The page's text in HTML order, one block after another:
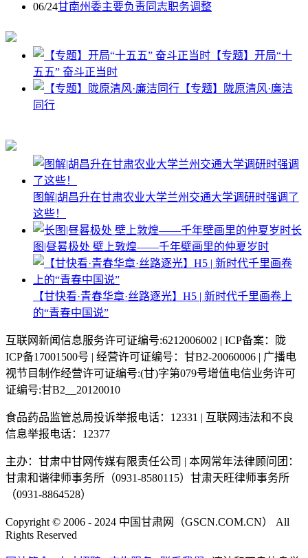
06/24甘南州委主要负责同志职务调整
【专题】开局“十
五五” 奋斗正当时
【专题】陇原清风·廉洁
同行
图解|胡昌升在甘肃农业大学兰州交通大学调研时强调了
这些！
长
图|昼晷极处 壁上敦煌——千年壁画里的仲夏岁时
【甘快看·青春华章·丝路逐光】H5 | 新时代千里画卷上
的“青春中国说”
互联网新闻信息服务许可证编号:6212006002 | ICP备案：陇
ICP备17001500号 | 经营许可证编号：甘B2-20060006 | 广播电
视节目制作经营许可证编号:(甘)字第079号增值电信业务许可
证编号:甘B2__20120010
食品药品监管总局投诉举报电话：12331 | 互联网违法和不良
信息举报电话：12377
主办：甘肃中甘网传媒有限责任公司 | 本网常年法律顾问团：
甘肃和谐律师事务所（0931-8580115）甘肃天旺律师事务所
（0931-8864528）
Copyright © 2006 - 2024 中国甘肃网（GSCN.COM.CN） All
Rights Reserved